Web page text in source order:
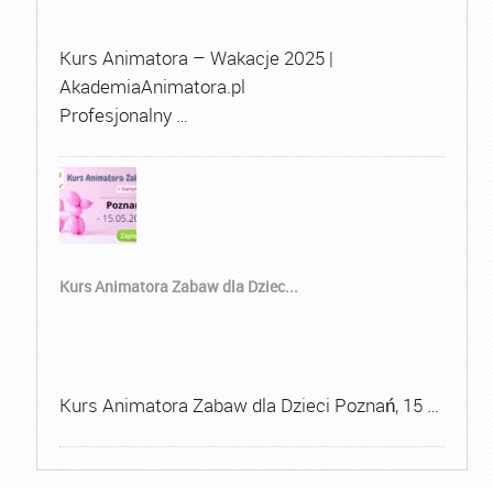
Kurs Animatora – Wakacje 2025 |
AkademiaAnimatora.pl
Profesjonalny …
Kurs Animatora Zabaw dla Dziec...
Kurs Animatora Zabaw dla Dzieci Poznań, 15 …